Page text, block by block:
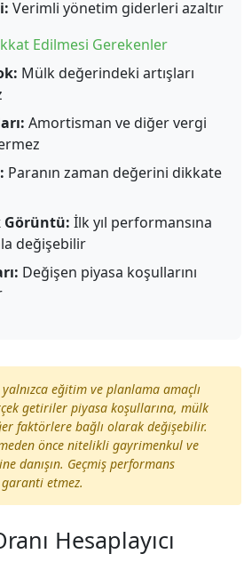
Verimli yönetim giderleri azaltır
Edilmesi Gerekenler
Mülk değerindeki artışları
Amortisman ve diğer vergi
Paranın zaman değerini dikkate
Görüntü: İlk yıl performansına
değişebilir
Değişen piyasa koşullarını
yalnızca eğitim ve planlama amaçlı
getiriler piyasa koşullarına, mülk
faktörlere bağlı olarak değişebilir.
önce nitelikli gayrimenkul ve
danışın. Geçmiş performans
etmez.
Hesaplayıcı